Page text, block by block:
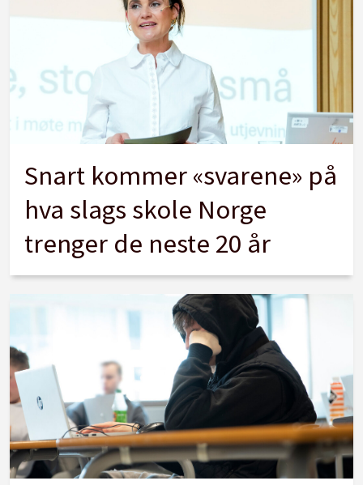
Snart kommer «svarene» på
hva slags skole Norge
trenger de neste 20 år